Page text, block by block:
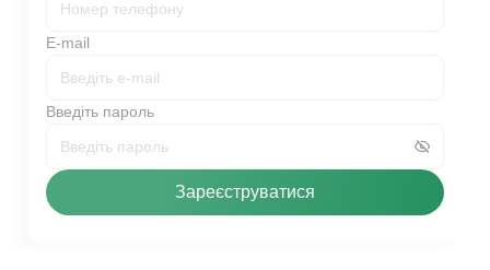
E-mail
Введіть пароль
Зареєструватися